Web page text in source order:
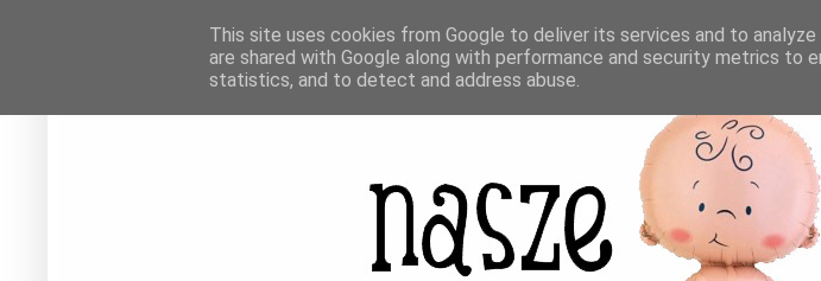
This site uses cookies from Google to deliver its services and to
are shared with Google along with performance and security metrics to
statistics, and to detect and address abuse.